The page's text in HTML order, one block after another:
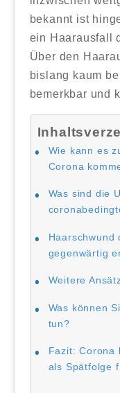
bekannt ist
ein Haarausfall
Über den
bislang kaum
bemerkbar und
Wie kann es
Corona
Was sind die
Haarschwund
gegenwärtig
Weitere
Was können
tun?
Fazit: Corona
als Spätfolge